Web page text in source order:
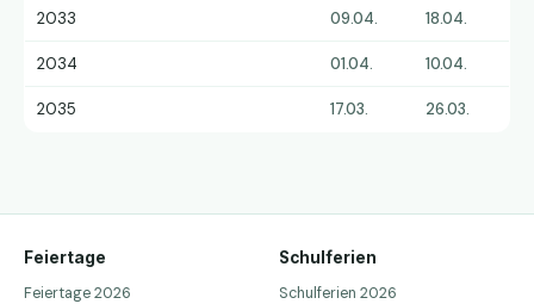
2033 09.04. 18.04.
2034 01.04. 10.04.
2035 17.03. 26.03.
Feiertage
Feiertage 2026
Schulferien
Schulferien 2026